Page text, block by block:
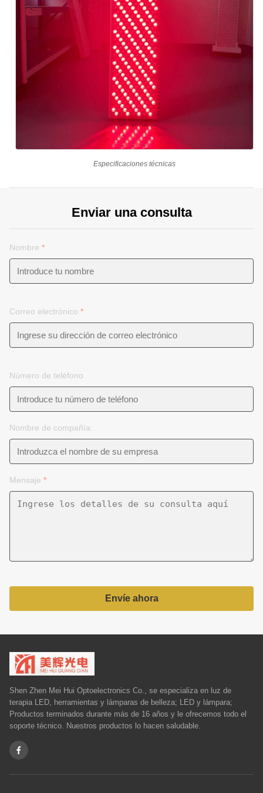
Especificaciones técnicas
Enviar una consulta
Nombre *
Correo electrónico *
Número de teléfono
Nombre de compañía:
Mensaje *
Envíe ahora
Shen Zhen Mei Hui Optoelectronics Co., se especializa en luz de
terapia LED, herramientas y lámparas de belleza; LED y lámpara;
Productos terminados durante más de 16 años y le ofrecemos todo el
soporte técnico. Nuestros productos lo hacen saludable.